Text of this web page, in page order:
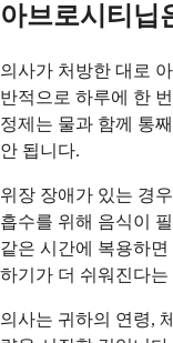
아브로시티닙
의사가 처방한 대로
반적으로 하루에 한
정제는 물과 함께 통
안 됩니다.
위장 장애가 있는 경
흡수를 위해 음식이
같은 시간에 복용하
하기가 더 쉬워진다
의사는 귀하의 연령,